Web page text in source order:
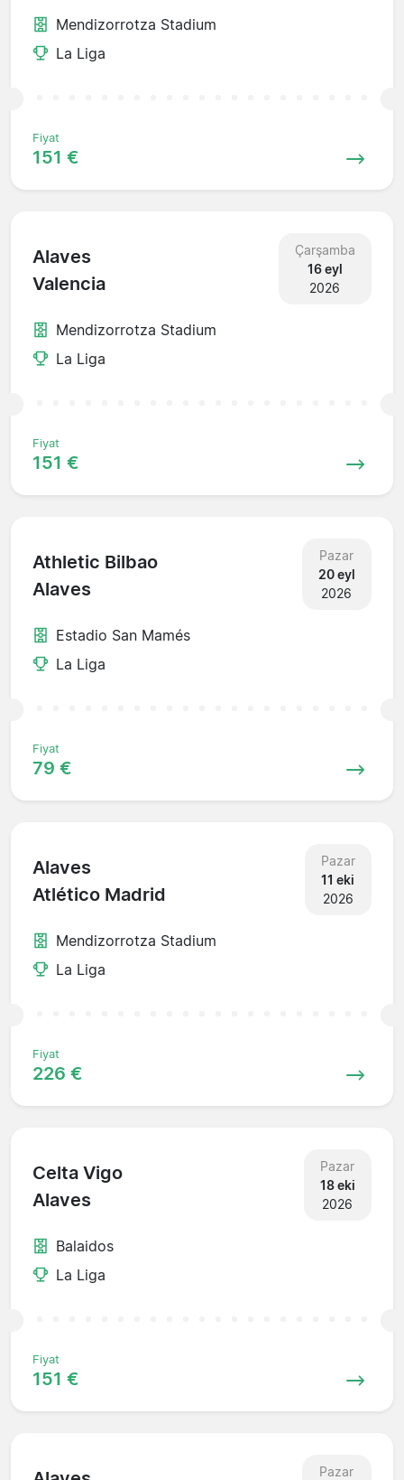
Mendizorrotza Stadium
La Liga
Fiyat
151 €
Alaves
Valencia
Çarşamba
16 eyl
2026
Mendizorrotza Stadium
La Liga
Fiyat
151 €
Athletic Bilbao
Alaves
Pazar
20 eyl
2026
Estadio San Mamés
La Liga
Fiyat
79 €
Alaves
Atlético Madrid
Pazar
11 eki
2026
Mendizorrotza Stadium
La Liga
Fiyat
226 €
Celta Vigo
Alaves
Pazar
18 eki
2026
Balaidos
La Liga
Fiyat
151 €
Pazar